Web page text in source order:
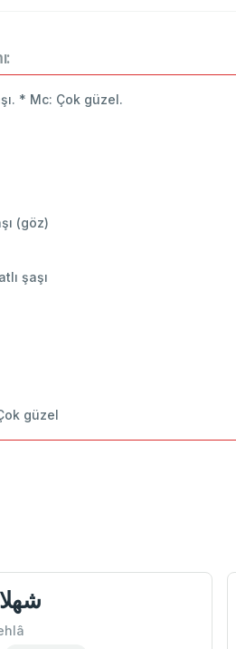
* Mc: Çok güzel.
(göz)
şaşı
güzel